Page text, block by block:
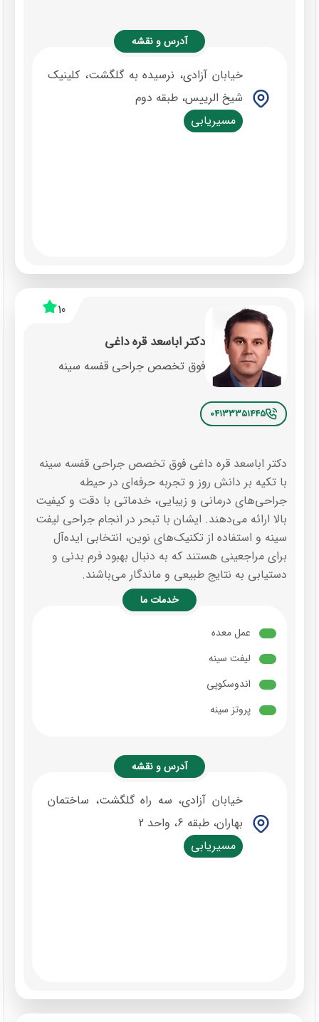
آدرس و نقشه
خیابان آزادی، نرسیده به گلگشت، کلینیک
شیخ الرییس، طبقه دوم
مسیریابی
10
دکتر اباسعد قره داغی
فوق تخصص جراحی قفسه سینه
04133351445
دکتر اباسعد قره داغی فوق تخصص جراحی قفسه سینه
با تکیه بر دانش روز و تجربه حرفه‌ای در حیطه
جراحی‌های درمانی و زیبایی، خدماتی با دقت و کیفیت
بالا ارائه می‌دهند. ایشان با تبحر در انجام جراحی لیفت
سینه و استفاده از تکنیک‌های نوین، انتخابی ایده‌آل
برای مراجعینی هستند که به دنبال بهبود فرم بدنی و
دستیابی به نتایج طبیعی و ماندگار می‌باشند.
خدمات ما
عمل معده
لیفت سینه
اندوسکوپی
پروتز سینه
آدرس و نقشه
خیابان آزادی، سه راه گلگشت، ساختمان
بهاران، طبقه 6، واحد 2
مسیریابی